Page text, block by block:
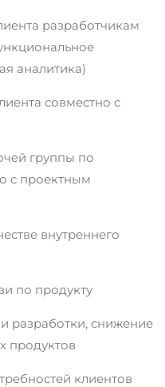
разработчикам
аналитика)
совместно с
группы по
с проектным
внутреннего
по продукту
разработки, снижение
продуктов
клиентов